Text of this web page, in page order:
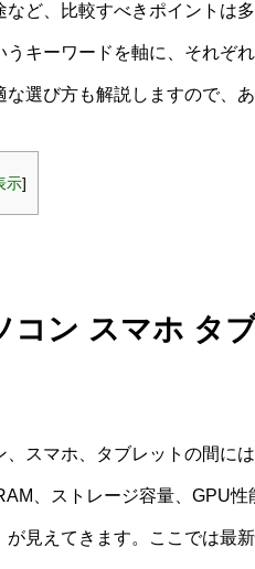
など、比較すべきポイントは
うキーワードを軸に、それぞ
な選び方も解説しますので、
示]
コン スマホ タ
、スマホ、タブレットの間に
、ストレージ容量、GPU
が見えてきます。ここでは最